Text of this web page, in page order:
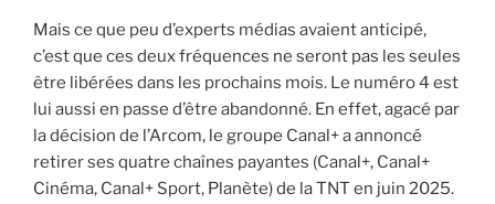
Mais ce que peu d’experts médias avaient anticipé,
c’est que ces deux fréquences ne seront pas les seules
être libérées dans les prochains mois. Le numéro 4 est
lui aussi en passe d’être abandonné. En effet, agacé par
la décision de l’Arcom, le groupe Canal+ a annoncé
retirer ses quatre chaînes payantes (Canal+, Canal+
Cinéma, Canal+ Sport, Planète) de la TNT en juin 2025.